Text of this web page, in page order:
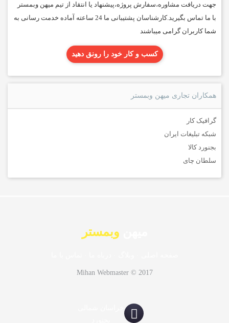
جهت دریافت مشاوره،سفارش پروژه،پیشنهاد یا انتقاد از تیم میهن وبمستر
با ما تماس بگیرید.کارشناسان پشتیبانی ما 24 ساعته آماده خدمت رسانی به
شما کاربران گرامی میباشند
کسب و کار خود را رونق دهید
همکاران تجاری میهن وبمستر
گرافیک کار
شبکه تبلیغات ایران
بجنورد کالا
سلطان چای
وبمستر
Mihan Webmaster © 2017